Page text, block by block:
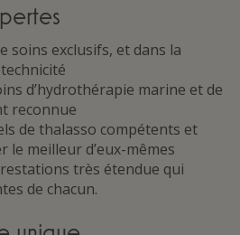
soins exclusifs, et dans la
d’hydrothérapie marine et de
reconnue
de thalasso compétents et
le meilleur d’eux-mêmes
très étendue qui
de chacun.